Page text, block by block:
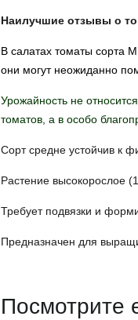
Наилучшие отзывы о
В салатах томатысорта
они могут неожиданно
Урожайность не
томатов, а в особо
Сорт средне устойчив к
Растение высокорослое
Требует подвязки и
Предназначен для
Посмотрите